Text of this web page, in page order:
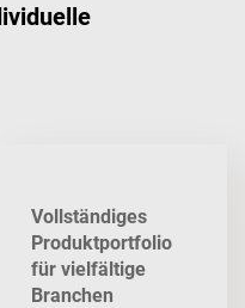
Vollständiges
Produktportfolio
für vielfältige
Branchen